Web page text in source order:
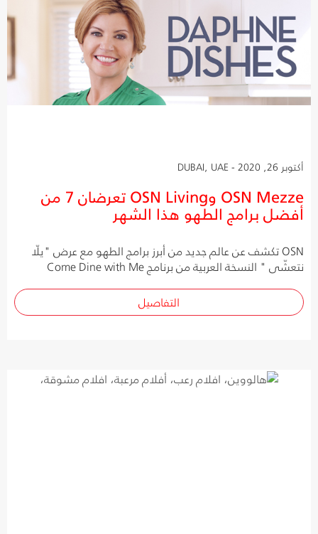
أكتوبر 26, 2020 - DUBAI, UAE
OSN Mezze وOSN Living تعرضان 7 من
أفضل برامج الطهو هذا الشهر
OSN تكشف عن عالم جديد من أبرز برامج الطهو مع عرض "يلّا
نتعشّى " النسخة العربية من برنامج Come Dine with Me
التفاصيل